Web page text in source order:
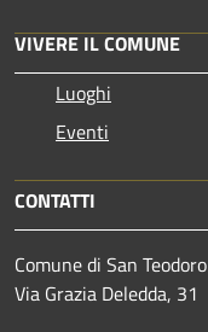
VIVERE IL COMUNE
Luoghi
Eventi
CONTATTI
Comune di San Teodoro
Via Grazia Deledda, 31